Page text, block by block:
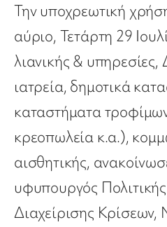
Την υποχρεωτική
αύριο, Τετάρτη 29
λιανικής &
ιατρεία, δημοτικά
καταστήματα
κρεοπωλεία κ.α.),
αισθητικής,
υφυπουργός
Διαχείρισης Κρίσεων,